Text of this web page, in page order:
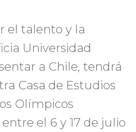
el talento y la
Universidad
a Chile, tendrá
Casa de Estudios
Olímpicos
el 6 y 17 de julio